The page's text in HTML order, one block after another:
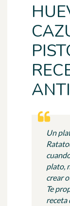
Un
plato,
crear
Te
receta